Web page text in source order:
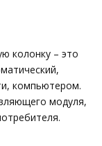
колонку – это
компьютером.
модуля,